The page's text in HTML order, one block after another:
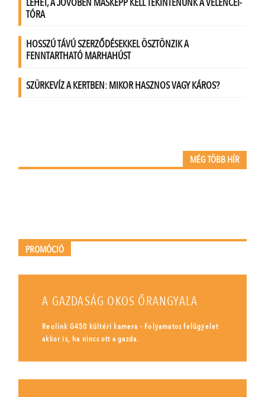
MÉG TÖBB HÍR
PROMÓCIÓ
A GAZDASÁG OKOS ŐRANGYALA
Reolink G450 kültéri kamera - Folyamatos felügyelet
akkor is, ha nincs ott a gazda.